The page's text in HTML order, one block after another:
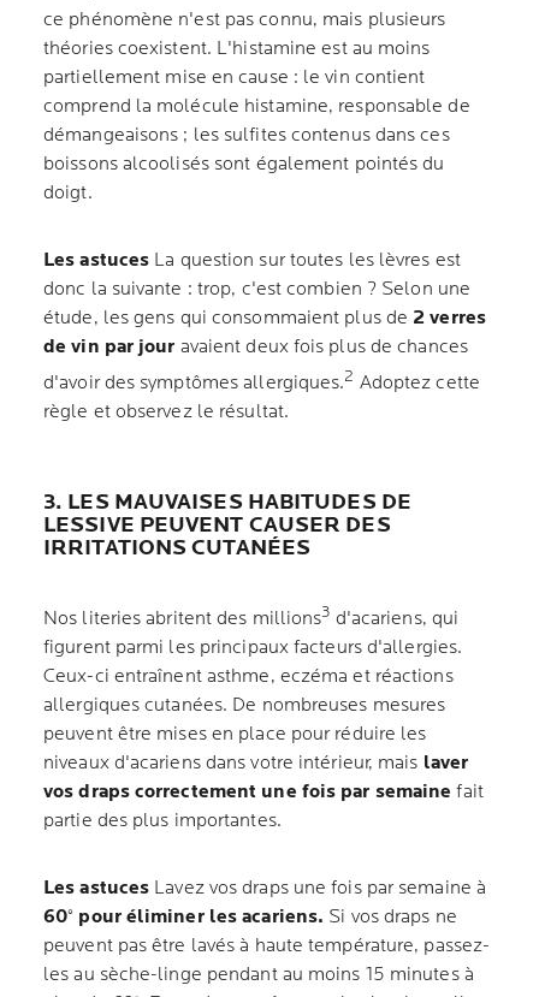
ce phénomène n'est pas connu, mais plusieurs
théories coexistent. L'histamine est au moins
partiellement mise en cause : le vin contient
comprend la molécule histamine, responsable de
démangeaisons ; les sulfites contenus dans ces
boissons alcoolisés sont également pointés du
doigt.
Les astuces La question sur toutes les lèvres est
donc la suivante : trop, c'est combien ? Selon une
étude, les gens qui consommaient plus de 2 verres
de vin par jour avaient deux fois plus de chances
d'avoir des symptômes allergiques.2 Adoptez cette
règle et observez le résultat.
3. LES MAUVAISES HABITUDES DE
LESSIVE PEUVENT CAUSER DES
IRRITATIONS CUTANÉES
Nos literies abritent des millions3 d'acariens, qui
figurent parmi les principaux facteurs d'allergies.
Ceux-ci entraînent asthme, eczéma et réactions
allergiques cutanées. De nombreuses mesures
peuvent être mises en place pour réduire les
niveaux d'acariens dans votre intérieur, mais laver
vos draps correctement une fois par semaine fait
partie des plus importantes.
Les astuces Lavez vos draps une fois par semaine à
60° pour éliminer les acariens. Si vos draps ne
peuvent pas être lavés à haute température, passez-
les au sèche-linge pendant au moins 15 minutes à